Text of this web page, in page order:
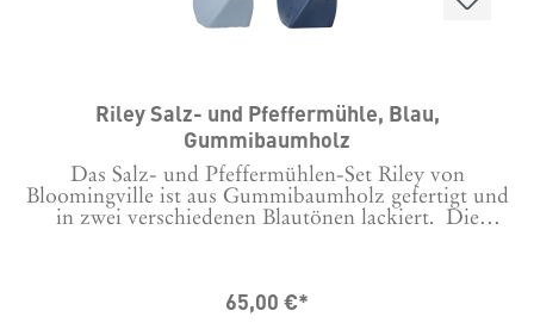
Riley Salz- und Pfeffermühle, Blau,
Gummibaumholz
Das Salz- und Pfeffermühlen-Set Riley von
Bloomingville ist aus Gummibaumholz gefertigt und
in zwei verschiedenen Blautönen lackiert. Die
verwendet wurden, sind leichte Farbabweichungen
65,00 €*